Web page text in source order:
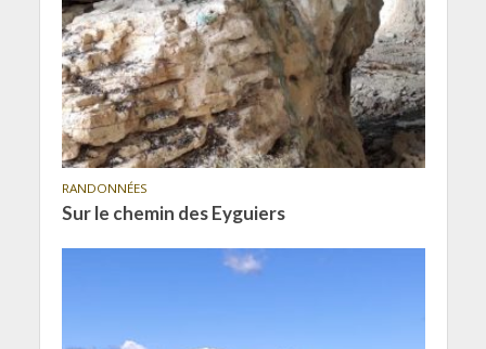
RANDONNÉES
Sur le chemin des Eyguiers